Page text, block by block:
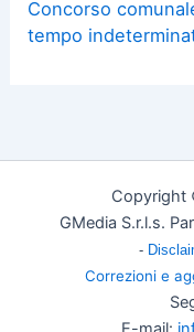
Concorso
tempo
Copyright
GMedia S.r.l.s.
-
Correzioni e